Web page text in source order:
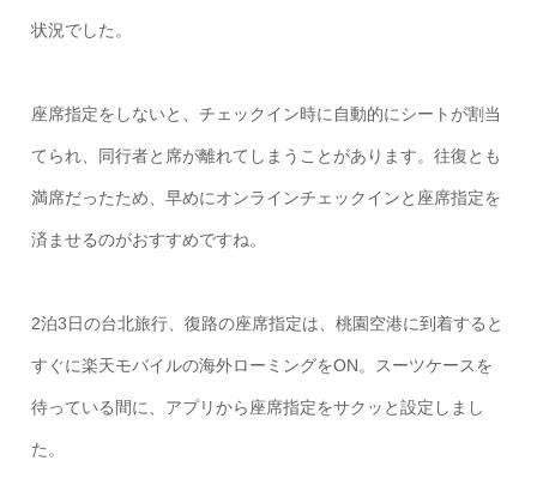
状況でした。
座席指定をしないと、チェックイン時に自動的にシートが割当
てられ、同行者と席が離れてしまうことがあります。往復とも
満席だったため、早めにオンラインチェックインと座席指定を
済ませるのがおすすめですね。
2泊3日の台北旅行、復路の座席指定は、桃園空港に到着すると
すぐに楽天モバイルの海外ローミングをON。スーツケースを
待っている間に、アプリから座席指定をサクッと設定しまし
た。